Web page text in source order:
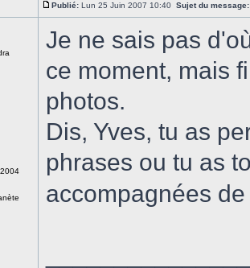
Publié: Lun 25 Juin 2007 10:40 Sujet du message:
Je ne sais pas
ce moment, mais
photos.
Dis, Yves, tu as
phrases ou tu as
accompagnées